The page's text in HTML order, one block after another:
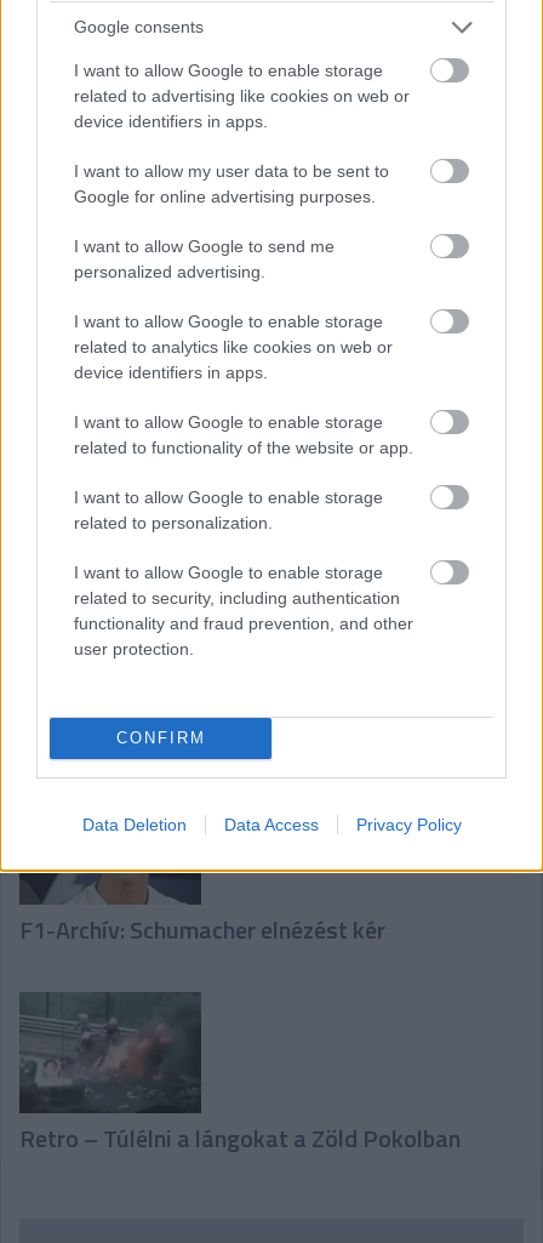
Google consents
I want to allow Google to enable storage
related to advertising like cookies on web or
device identifiers in apps.
I want to allow my user data to be sent to
Google for online advertising purposes.
I want to allow Google to send me
personalized advertising.
I want to allow Google to enable storage
related to analytics like cookies on web or
device identifiers in apps.
I want to allow Google to enable storage
related to functionality of the website or app.
I want to allow Google to enable storage
related to personalization.
I want to allow Google to enable storage
related to security, including authentication
functionality and fraud prevention, and other
user protection.
CONFIRM
Data Deletion Data Access Privacy Policy
F1-Archív: A Mercedesszel tárgyal Verstappen
F1-Archív: Schumacher nem tesztelhet
Retro – Isuzu-motort teszteltek az F1-ben
F1-Archív: Schumacher elnézést kér
Retro – Túlélni a lángokat a Zöld Pokolban